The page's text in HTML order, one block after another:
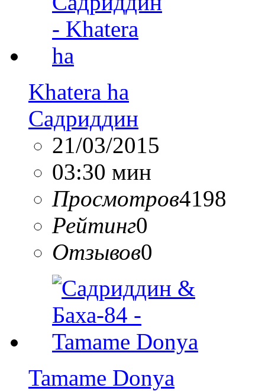
Khatera ha
Садриддин
21/03/2015
03:30 мин
Просмотров4198
Рейтинг0
Отзывов0
Tamame Donya